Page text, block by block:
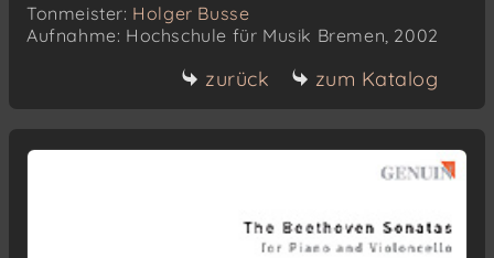
Tonmeister: Holger Busse
Aufnahme: Hochschule für Musik Bremen, 2002
zurück zum Katalog